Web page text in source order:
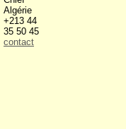
Algérie
+213 44
35 50 45
contact